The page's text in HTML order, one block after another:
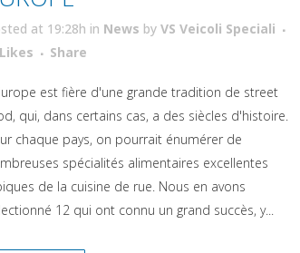
at 19:28h in News by VS Veicoli Speciali
Likes ShareAttiva comando
est fière d'une grande tradition de street
qui, dans certains cas, a des siècles d'histoire.
chaque pays, on pourrait énumérer de
spécialités alimentaires excellentes
de la cuisine de rue. Nous en avons
12 qui ont connu un grand succès, y...